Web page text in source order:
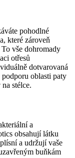
pohodlné
které zároveň
vše dohromady
otřesů
dotvarovaná
oblasti paty
stélce.
a
obsahují látku
a udržují vaše
buňkám